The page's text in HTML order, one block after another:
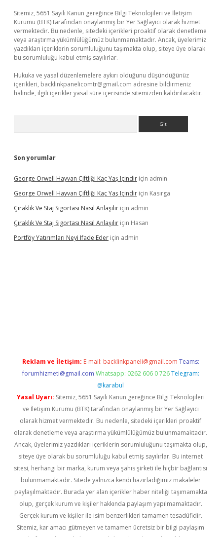
Sitemiz, 5651 Sayılı Kanun gereğince Bilgi Teknolojileri ve İletişim
Kurumu (BTK) tarafından onaylanmış bir Yer Sağlayıcı olarak hizmet
vermektedir. Bu nedenle, sitedeki içerikleri proaktif olarak denetleme
veya araştırma yükümlülüğümüz bulunmamaktadır. Ancak, üyelerimiz
yazdıkları içeriklerin sorumluluğunu taşımakta olup, siteye üye olarak
bu sorumluluğu kabul etmiş sayılırlar.
Hukuka ve yasal düzenlemelere aykırı olduğunu düşündüğünüz
içerikleri, backlinkpanelicomtr@gmail.com adresine bildirmeniz
halinde, ilgili içerikler yasal süre içerisinde sitemizden kaldırılacaktır.
Son yorumlar
George Orwell Hayvan Çiftliği Kaç Yaş Içindir için admin
George Orwell Hayvan Çiftliği Kaç Yaş Içindir için Kasırga
Çıraklık Ve Staj Sigortası Nasıl Anlaşılır için admin
Çıraklık Ve Staj Sigortası Nasıl Anlaşılır için Hasan
Portföy Yatırımları Neyi Ifade Eder için admin
Reklam ve İletişim: E-mail: backlinkpaneli@gmail.com Teams:
forumhizmeti@gmail.com Whatsapp: 0262 606 0 726 Telegram:
@karabul
Yasal Uyarı: Sitemiz, 5651 Sayılı Kanun gereğince Bilgi Teknolojileri
ve İletişim Kurumu (BTK) tarafından onaylanmış bir Yer Sağlayıcı
olarak hizmet vermektedir. Bu nedenle, sitedeki içerikleri proaktif
olarak denetleme veya araştırma yükümlülüğümüz bulunmamaktadır.
Ancak, üyelerimiz yazdıkları içeriklerin sorumluluğunu taşımakta olup,
siteye üye olarak bu sorumluluğu kabul etmiş sayılırlar. Bu internet
sitesi, herhangi bir marka, kurum veya şahıs şirketi ile hiçbir bağlantısı
bulunmamaktadır. Sitede yalnızca kendi hazırladığımız makaleler
paylaşılmaktadır. Burada yer alan içerikler haber niteliği taşımamakta
olup, gerçek kurum ve kişiler hakkında paylaşım yapılmamaktadır.
Gerçek kurum ve kişiler ile isim benzerlikleri tamamen tesadüfidir.
Sitemiz, kar amacı gütmeyen ve tamamen ücretsiz bir bilgi paylaşım